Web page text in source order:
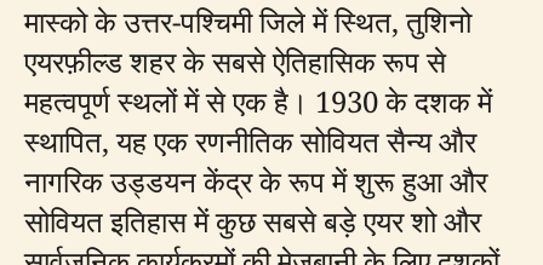
मास्को के उत्तर-पश्चिमी जिले में स्थित, तुशिनो
एयरफ़ील्ड शहर के सबसे ऐतिहासिक रूप से
महत्वपूर्ण स्थलों में से एक है। 1930 के दशक में
स्थापित, यह एक रणनीतिक सोवियत सैन्य और
नागरिक उड्डयन केंद्र के रूप में शुरू हुआ और
सोवियत इतिहास में कुछ सबसे बड़े एयर शो और